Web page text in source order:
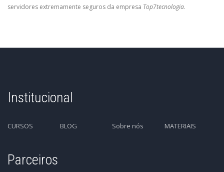
servidores extremamente seguros da empresa Top7tecnologia.
Institucional
CURSOS BLOG Sobre nós MATERIAIS
Parceiros